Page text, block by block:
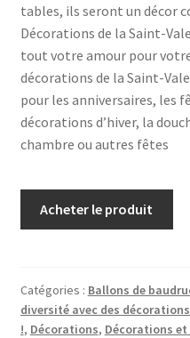
tables, ils seront un décor
Décorations de la Saint-
tout votre amour pour
décorations de la Saint-
pour les anniversaires, les
décorations d’hiver, la
chambre ou autres fêtes
Acheter le produit
Catégories : Ballons de
diversité avec des
!, Décorations, Décorations